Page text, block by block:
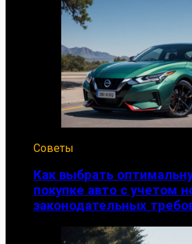
Советы
Как выбрать
покупке авто с учетом
законодательных